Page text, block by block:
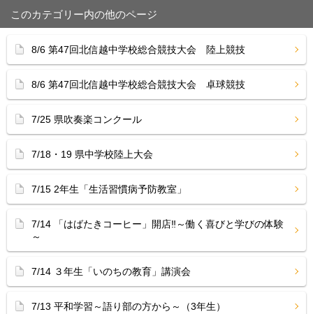
このカテゴリー内の他のページ
8/6 第47回北信越中学校総合競技大会 陸上競技
8/6 第47回北信越中学校総合競技大会 卓球競技
7/25 県吹奏楽コンクール
7/18・19 県中学校陸上大会
7/15 2年生「生活習慣病予防教室」
7/14 「はばたきコーヒー」開店‼︎～働く喜びと学びの体験
～
7/14 ３年生「いのちの教育」講演会
7/13 平和学習～語り部の方から～（3年生）